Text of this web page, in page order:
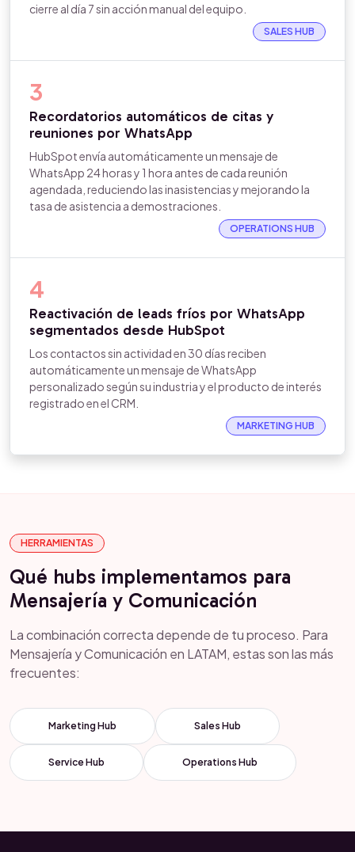
cierre al día 7 sin acción manual del equipo.
SALES HUB
3
Recordatorios automáticos de citas y
reuniones por WhatsApp
HubSpot envía automáticamente un mensaje de
WhatsApp 24 horas y 1 hora antes de cada reunión
agendada, reduciendo las inasistencias y mejorando la
tasa de asistencia a demostraciones.
OPERATIONS HUB
4
Reactivación de leads fríos por WhatsApp
segmentados desde HubSpot
Los contactos sin actividad en 30 días reciben
automáticamente un mensaje de WhatsApp
personalizado según su industria y el producto de interés
registrado en el CRM.
MARKETING HUB
HERRAMIENTAS
Qué hubs implementamos para
Mensajería y Comunicación
La combinación correcta depende de tu proceso. Para
Mensajería y Comunicación en LATAM, estas son las más
frecuentes:
Marketing Hub Sales Hub
Service Hub Operations Hub